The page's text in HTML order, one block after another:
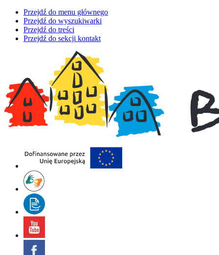
Przejdź do menu głównego
Przejdź do wyszukiwarki
Przejdź do treści
Przejdź do sekcji kontakt